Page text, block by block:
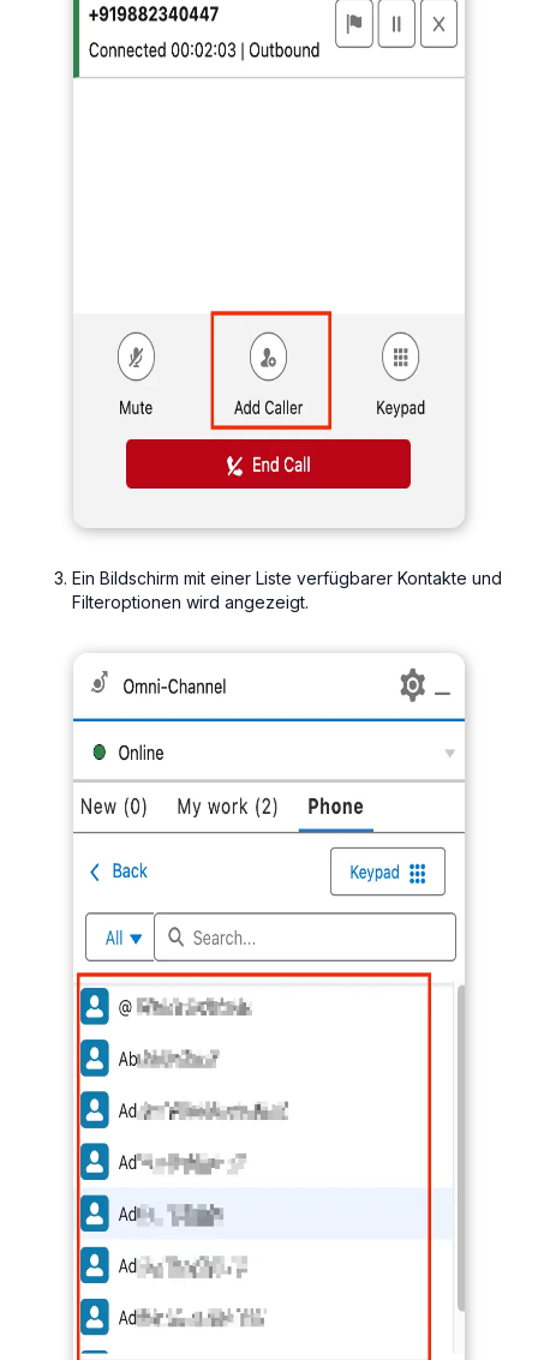
Ein Bildschirm mit einer Liste verfügbarer Kontakte und
Filteroptionen wird angezeigt.